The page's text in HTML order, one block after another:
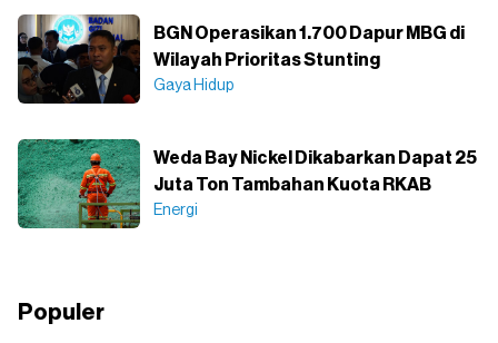
BGN Operasikan 1.700 Dapur MBG di
Wilayah Prioritas Stunting
Gaya Hidup
Weda Bay Nickel Dikabarkan Dapat 25
Juta Ton Tambahan Kuota RKAB
Energi
Populer